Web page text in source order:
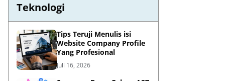
Teknologi
Tips Teruji Menulis isi
Website Company Profile
Yang Profesional
Juli 16, 2026